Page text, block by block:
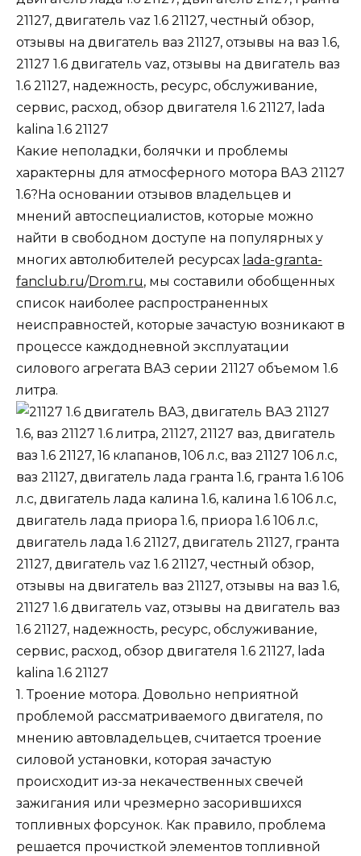
Какие неполадки, болячки и проблемы
характерны для атмосферного мотора ВАЗ 21127
1 .6? На основании отзывов владельцев и
мнений автоспециалистов, которые можно
найти в свободном доступе на популярных у
многих автолюбителей ресурсах lada-granta-
fanclub.ru/Drom.ru, мы составили обобщенных
список наиболее распространенных
неисправностей, которые зачастую возникают в
процессе каждодневной эксплуатации
силового агрегата ВАЗ серии 21127 объемом 1 .6
литра.
1 .Троение мотора. Довольно неприятной
проблемой рассматриваемого двигателя, по
мнению автовладельцев, считается троение
силовой установки, которая зачастую
происходит из-за некачественных свечей
зажигания или чрезмерно засорившихся
топливных форсунок. Как правило, проблема
решается прочисткой элементов топливной